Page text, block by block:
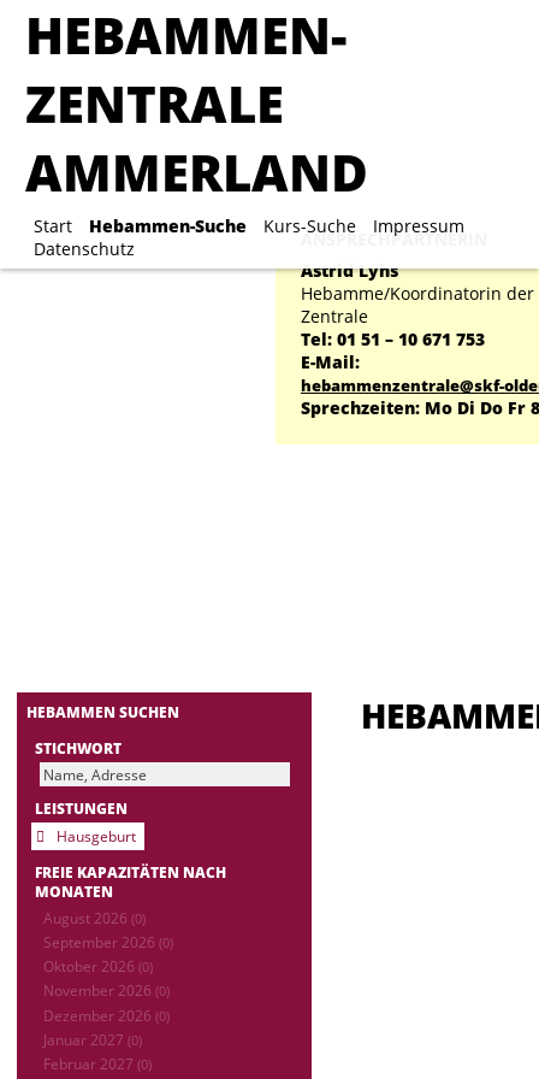
HEBAMMEN-
ZENTRALE
AMMERLAND
Start Hebammen-Suche Kurs-Suche
Impressum
Datenschutz
HEBAMMEN-
AMMERLAND
Start Hebammen-Suche
ANSPRECHPARTNERIN
Astrid Lyhs
Hebamme/Koordinatorin der
Zentrale
Tel: 01 51 – 10 671 753
E-Mail:
hebammenzentrale@skf-
Sprechzeiten: Mo Di Do Fr
HEBAMMEN SUCHEN
STICHWORT
LEISTUNGEN
Hausgeburt
FREIE KAPAZITÄTEN NACH
MONATEN
August 2026 (0)
September 2026 (0)
Oktober 2026 (0)
November 2026 (0)
Dezember 2026 (0)
Januar 2027 (0)
Februar 2027 (0)